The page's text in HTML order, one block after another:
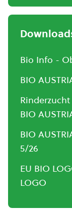
Bio Info -
BIO
BIO
BIO
5/26
EU BIO
LOGO